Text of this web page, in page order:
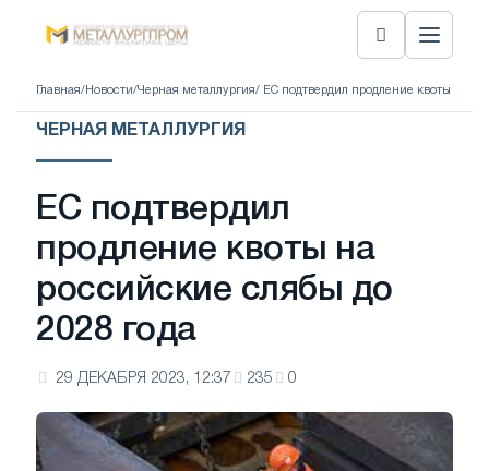
Главная/ Новости/Черная металлургия/ ЕС подтвердил продление квоты на
ЧЕРНАЯ МЕТАЛЛУРГИЯ
ЕС подтвердил
продление квоты на
российские слябы до
2028 года
29 ДЕКАБРЯ 2023, 12:37 235 0